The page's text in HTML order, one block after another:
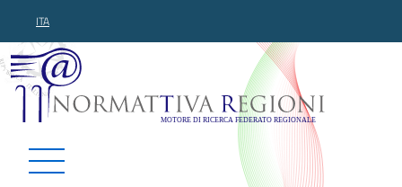
ITA
Normattiva Regioni -